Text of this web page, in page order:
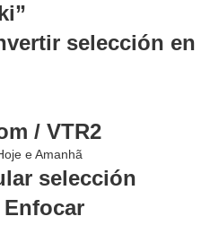
selección en
/ VTR2
selección